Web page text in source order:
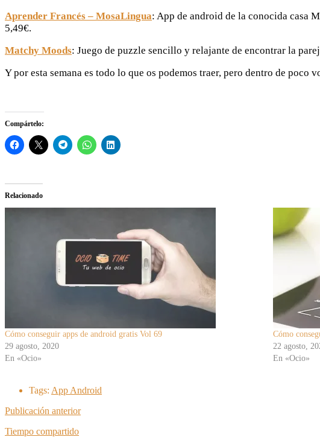
Aprender Francés – MosaLingua: App de android de la conocida casa
5,49€.
Matchy Moods: Juego de puzzle sencillo y relajante de encontrar la
Y por esta semana es todo lo que os podemos traer, pero dentro de
Compártelo:
Relacionado
Cómo conseguir apps de android gratis Vol 69
29 agosto, 2020
En «Ocio»
Cómo
22 agosto,
En «Ocio»
Tags: App Android
Publicación anterior
Tiempo compartido